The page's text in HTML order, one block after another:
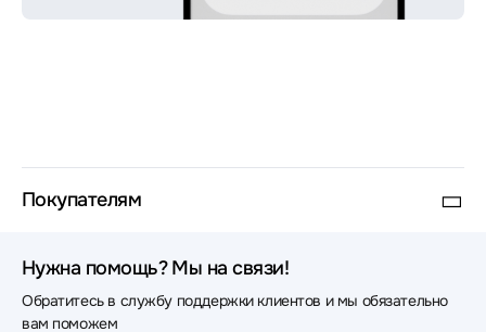
Покупателям
Нужна помощь? Мы на связи!
Обратитесь в службу поддержки клиентов и мы обязательно
вам поможем